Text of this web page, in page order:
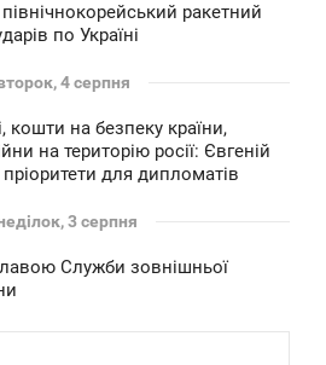
північнокорейський ракетний
по Україні
4 серпня
кошти на безпеку країни,
на територію росії: Євгеній
для дипломатів
3 серпня
Служби зовнішньої